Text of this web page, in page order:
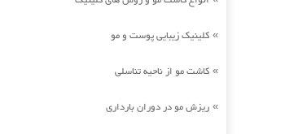
» کلینیک زیبایی پوست و مو
» کاشت مو از ناحیه تناسلی
» ریزش مو در دوران بارداری